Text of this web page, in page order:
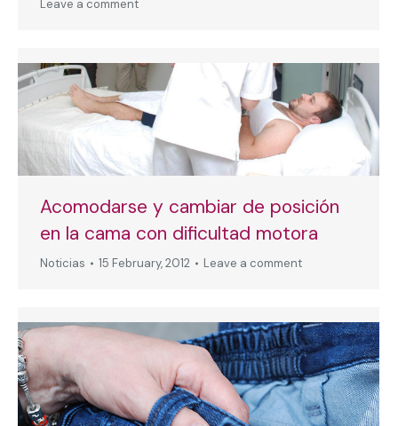
Leave a comment
Acomodarse y cambiar de posición
en la cama con dificultad motora
Noticias 15 February, 2012 Leave a comment